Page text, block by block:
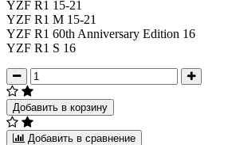
YZF R1 15-21
YZF R1 M 15-21
YZF R1 60th Anniversary Edition 16
YZF R1 S 16
Добавить в корзину
Добавить в сравнение